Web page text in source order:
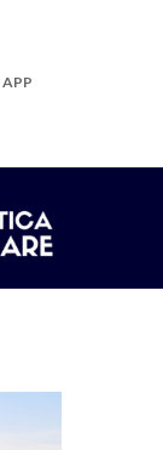
APP